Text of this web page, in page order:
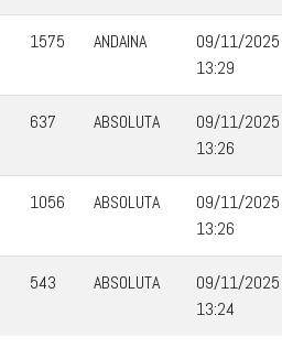
1575 ANDAINA
09/11/2025
13:29
637 ABSOLUTA
09/11/2025
13:26
1056 ABSOLUTA
09/11/2025
13:26
543 ABSOLUTA
09/11/2025
13:24